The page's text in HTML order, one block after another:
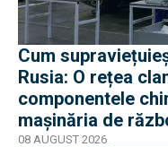
Cum
Rusia: O rețea
componentele
mașinăria de
08 AUGUST 2026